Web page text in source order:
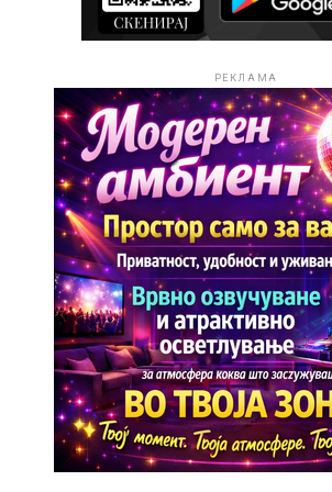
Во ревијалниот дел настапи и
концерт, дополнително
вечер која уште еднаш покажа дека
Валандово“ останува еден од
фестивали во земјава.
Големиот пресврт доаѓа во 2024
Стефанија учествува на
Иако имала само 14 години, успева
награда ја добива својата прва
РЕКЛАМА